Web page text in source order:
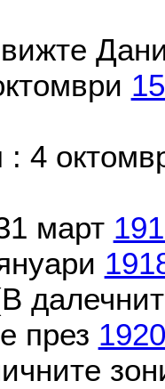
: 4
март
през 1920